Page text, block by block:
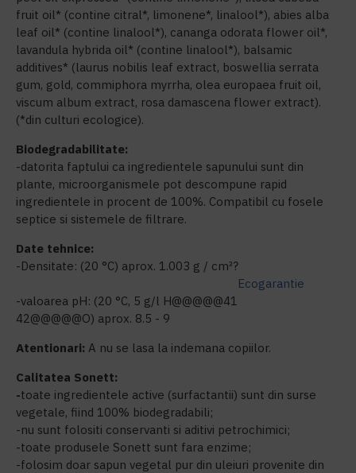
fruit oil* (contine citral*, limonene*, linalool*), abies alba
leaf oil* (contine linalool*), cananga odorata flower oil*,
lavandula hybrida oil* (contine linalool*), balsamic
additives* (laurus nobilis leaf extract, boswellia serrata
gum, gold, commiphora myrrha, olea europaea fruit oil,
viscum album extract, rosa damascena flower extract).
(*din culturi ecologice).
Biodegradabilitate:
-datorita faptului ca ingredientele sapunului sunt din
plante, microorganismele pot descompune rapid
ingredientele in procent de 100%. Compatibil cu fosele
septice si sistemele de filtrare.
Date tehnice:
-Densitate: (20 °C) aprox. 1.003 g / cm³?
-valoarea pH: (20 °C, 5 g/l H@@@@@41
Ecogarantie
42@@@@@O) aprox. 8.5 - 9
Atentionari: A nu se lasa la indemana copiilor.
Calitatea Sonett:
-toate ingredientele active (surfactantii) sunt din surse
vegetale, fiind 100% biodegradabili;
-nu sunt folositi conservanti si aditivi petrochimici;
-toate produsele Sonett sunt fara enzime;
-folosim doar sapun vegetal pur din uleiuri provenite din